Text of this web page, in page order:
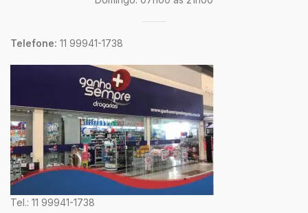
Telefone: 11 99941-1738
Tel.: 11 99941-1738